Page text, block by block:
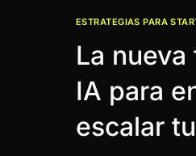
ESTRATEGIAS PARA
La
IA para
escalar